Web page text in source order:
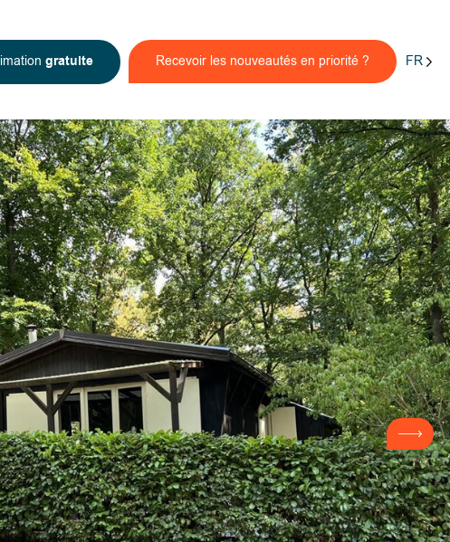
gratuite Recevoir les nouveautés en priorité ? FR